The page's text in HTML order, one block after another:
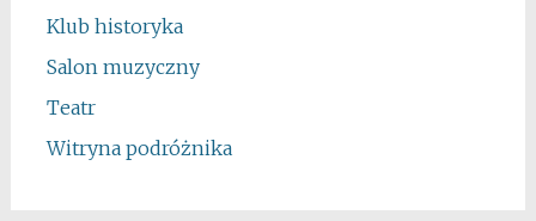
Klub historyka
Salon muzyczny
Teatr
Witryna podróżnika